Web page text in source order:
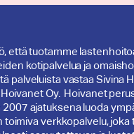
että tuotamme
kotipalvelua ja
palveluista vastaa Sivina
Oy. Hoivanet
2007 ajatuksena luoda
toimiva verkkopalvelu, joka